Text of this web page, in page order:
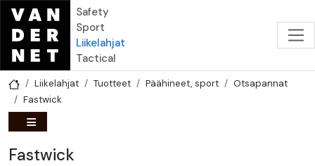
Hyppää pääsisältöön
Safety
Sport
Liikelahjat
Tactical
Liikelahjat Tuotteet Päähineet, sport
Otsapannat
Fastwick
Fastwick